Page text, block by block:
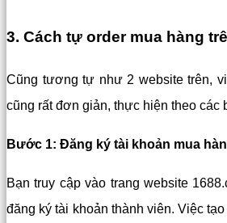
3. Cách tự order mua hàng
Cũng tương tự như 2 website trên,
cũng rất đơn giản, thực hiện theo các
Bước 1: Đăng ký tài khoản mua
Bạn truy cập vào trang website
đăng ký tài khoản thành viên. Việc